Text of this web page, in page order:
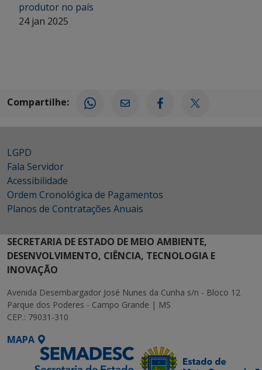
produtor no país
24 jan 2025
Compartilhe:
LGPD
Fala Servidor
Acessibilidade
Ordem Cronológica de Pagamentos
Planos de Contratações Anuais
SECRETARIA DE ESTADO DE MEIO AMBIENTE,
DESENVOLVIMENTO, CIÊNCIA, TECNOLOGIA E
INOVAÇÃO
Avenida Desembargador José Nunes da Cunha s/n - Bloco 12
Parque dos Poderes - Campo Grande | MS
CEP.: 79031-310
MAPA